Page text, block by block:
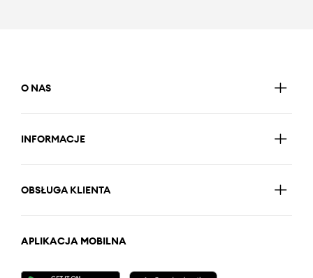
O NAS
INFORMACJE
OBSŁUGA KLIENTA
APLIKACJA MOBILNA